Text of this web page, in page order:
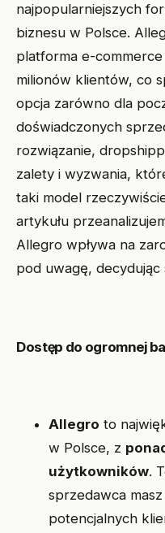
najpopularniejszych
biznesu w Polsce.
platforma e-
milionów klientów, co
opcja zarówno dla
doświadczonych
rozwiązanie,
zalety i wyzwania,
taki model
artykułu
Allegro wpływa na
pod uwagę,
Dostęp do ogromnej
Allegro to
w Polsce, z
użytkowników.
sprzedawca
potencjalnych